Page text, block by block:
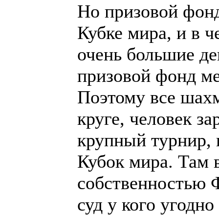
Но призовой
Кубке мира, и в
очень большие
призовой фонд
Поэтому все
круге, человек
крупный турнир,
Кубок мира. Там
суд у кого